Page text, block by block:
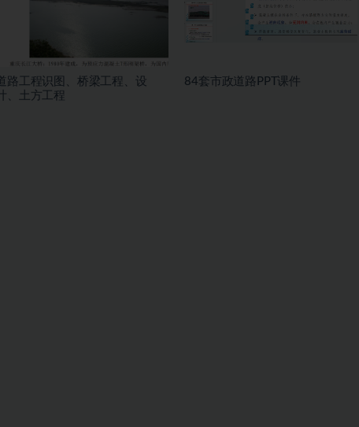
路工程识图、桥梁工程、设
、土方工程
84套市政道路PPT课件